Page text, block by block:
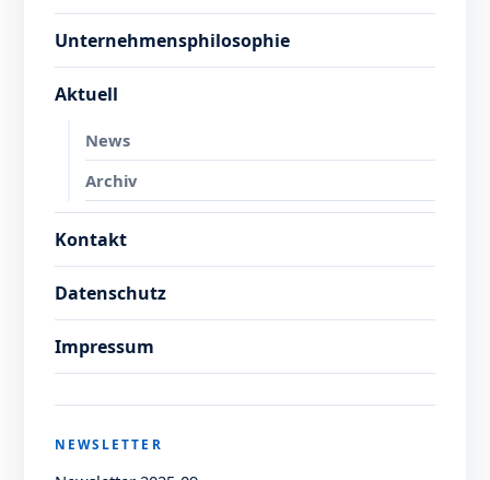
Unternehmensphilosophie
Aktuell
News
Archiv
Kontakt
Datenschutz
Impressum
NEWSLETTER